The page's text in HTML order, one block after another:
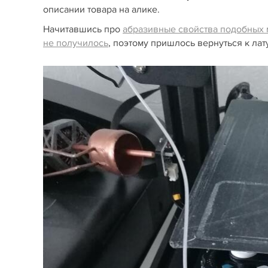
описании товара на алике.
Начитавшись про абразивные свойства подобных
не получилось, поэтому пришлось вернуться к